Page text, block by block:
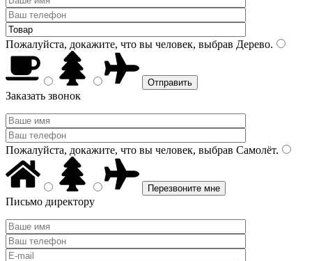
Пожалуйста, докажите, что вы человек, выбрав Дерево.
Заказать звонок
Пожалуйста, докажите, что вы человек, выбрав Самолёт.
Письмо директору